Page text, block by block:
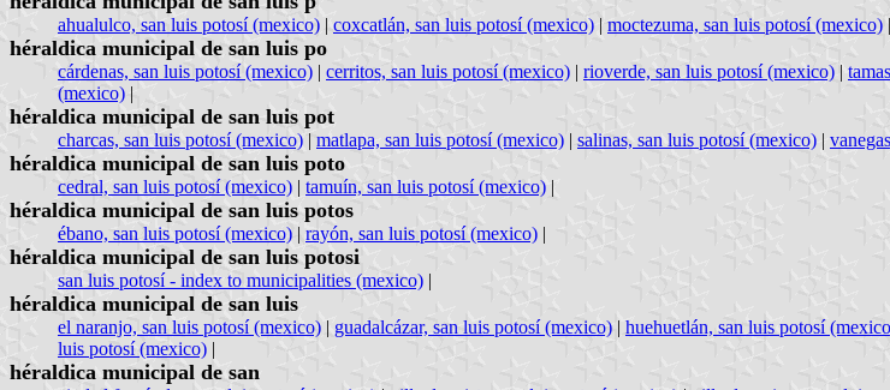
ahualulco, san luis potosí (mexico) | coxcatlán, san luis potosí (mexico) | moctezuma, san luis potosí (mexico) |
héraldica municipal de san luis po
cárdenas, san luis potosí (mexico) | cerritos, san luis potosí (mexico) | rioverde, san luis potosí (mexico) |
(mexico) |
héraldica municipal de san luis pot
charcas, san luis potosí (mexico) | matlapa, san luis potosí (mexico) | salinas, san luis potosí (mexico) |
héraldica municipal de san luis poto
cedral, san luis potosí (mexico) | tamuín, san luis potosí (mexico) |
héraldica municipal de san luis potos
ébano, san luis potosí (mexico) | rayón, san luis potosí (mexico) |
héraldica municipal de san luis potosi
san luis potosí - index to municipalities (mexico) |
héraldica municipal de san luis
el naranjo, san luis potosí (mexico) | guadalcázar, san luis potosí (mexico) | huehuetlán, san luis potosí
luis potosí (mexico) |
héraldica municipal de san